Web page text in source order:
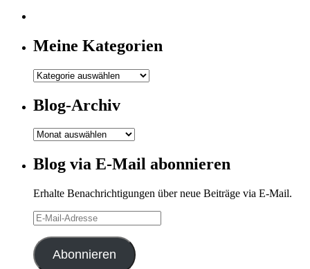
Meine Kategorien
Meine
Blog-Archiv
Blog-
Blog via E-Mail abonnieren
Erhalte Benachrichtigungen über neue Beiträge via E-Mail.
E-
Mail-
Adresse
Abonnieren